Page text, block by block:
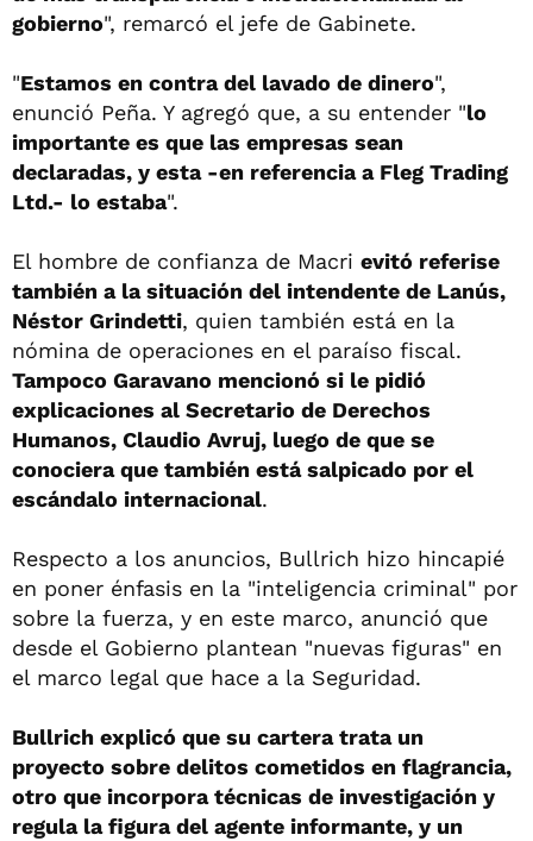
gobierno", remarcó el jefe de Gabinete.
"Estamos en contra del lavado de dinero",
enunció Peña. Y agregó que, a su entender "lo
importante es que las empresas sean
declaradas, y esta -en referencia a Fleg Trading
Ltd.- lo estaba".
El hombre de confianza de Macri evitó referise
también a la situación del intendente de Lanús,
Néstor Grindetti, quien también está en la
nómina de operaciones en el paraíso fiscal.
Tampoco Garavano mencionó si le pidió
explicaciones al Secretario de Derechos
Humanos, Claudio Avruj, luego de que se
conociera que también está salpicado por el
escándalo internacional.
Respecto a los anuncios, Bullrich hizo hincapié
en poner énfasis en la "inteligencia criminal" por
sobre la fuerza, y en este marco, anunció que
desde el Gobierno plantean "nuevas figuras" en
el marco legal que hace a la Seguridad.
Bullrich explicó que su cartera trata un
proyecto sobre delitos cometidos en flagrancia,
otro que incorpora técnicas de investigación y
regula la figura del agente informante, y un